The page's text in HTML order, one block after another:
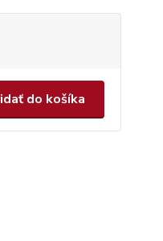
do košíka